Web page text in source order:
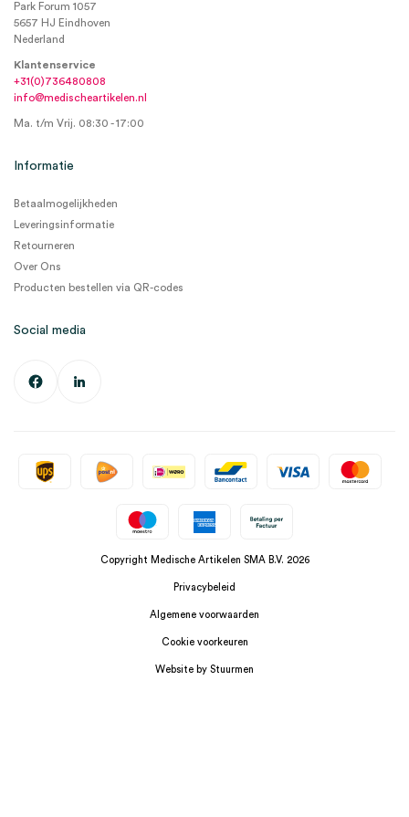
Park Forum 1057
5657 HJ Eindhoven
Nederland
Klantenservice
+31(0)736480808
info@medischeartikelen.nl
Ma. t/m Vrij. 08:30 - 17:00
Informatie
Betaalmogelijkheden
Leveringsinformatie
Retourneren
Over Ons
Producten bestellen via QR-codes
Social media
Copyright Medische Artikelen SMA B.V. 2026
Privacybeleid
Algemene voorwaarden
Cookie voorkeuren
Website by Stuurmen